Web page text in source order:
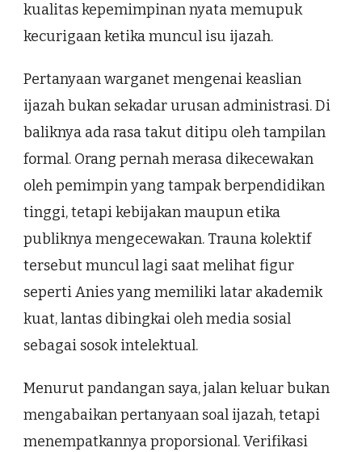
kualitas kepemimpinan nyata memupuk
kecurigaan ketika muncul isu ijazah.
Pertanyaan warganet mengenai keaslian
ijazah bukan sekadar urusan administrasi. Di
baliknya ada rasa takut ditipu oleh tampilan
formal. Orang pernah merasa dikecewakan
oleh pemimpin yang tampak berpendidikan
tinggi, tetapi kebijakan maupun etika
publiknya mengecewakan. Trauna kolektif
tersebut muncul lagi saat melihat figur
seperti Anies yang memiliki latar akademik
kuat, lantas dibingkai oleh media sosial
sebagai sosok intelektual.
Menurut pandangan saya, jalan keluar bukan
mengabaikan pertanyaan soal ijazah, tetapi
menempatkannya proporsional. Verifikasi